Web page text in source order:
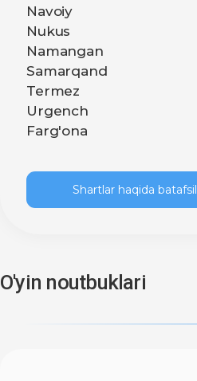
Navoiy
Nukus
Namangan
Samarqand
Termez
Urgench
Farg'ona
Shartlar haqida batafsil
O'yin noutbuklari